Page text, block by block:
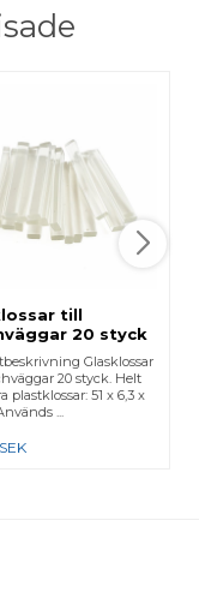
till
20 styck
6,3 x 4 mmGlasklossar
20 styck. Helt
plastklossar: 51 x 6,3 x
...
SEK